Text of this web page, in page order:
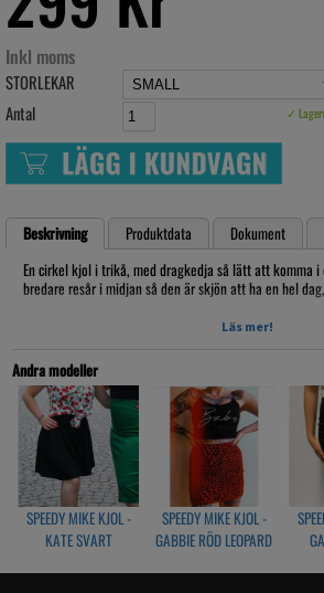
Inkl moms
STORLEKAR
Antal
✓
Beskrivning Produktdata Dokument
En cirkel kjol i trikå, med dragkedja så lätt att komma i
bredare resår i midjan så den är skjön att ha en hel
den är lite kortare än 50s rockabilly kjolar brukar
UNDERKJOL INGÅR E!!
Läs mer!
Andra modeller
SPEEDY MIKE KJOL -
KATE SVART
SPEEDY MIKE KJOL -
GABBIE RÖD LEOPARD